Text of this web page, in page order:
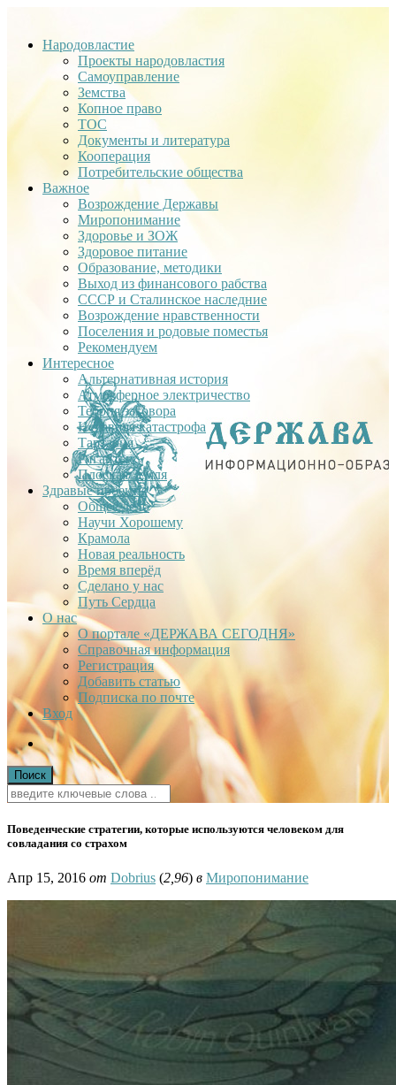
Народовластие
Проекты народовластия
Самоуправление
Земства
Копное право
ТОС
Документы и литература
Кооперация
Потребительские общества
Важное
Возрождение Державы
Миропонимание
Здоровье и ЗОЖ
Здоровое питание
Образование, методики
Выход из финансового рабства
СССР и Сталинское наследние
Возрождение нравственности
Поселения и родовые поместья
Рекомендуем
Интересное
Альтернативная история
Атмосферное электричество
Теория заговора
Недавняя катастрофа
Тартария
Гиганты
Плоская Земля
Здравые проекты
Общее дело
Научи Хорошему
Крамола
Новая реальность
Время вперёд
Сделано у нас
Путь Сердца
О нас
О портале «ДЕРЖАВА СЕГОДНЯ»
Справочная информация
Регистрация
Добавить статью
Подписка по почте
Вход
Поведенческие стратегии, которые используются человеком для
совладания со страхом
Апр 15, 2016 от Dobrius (2,96) в Миропонимание